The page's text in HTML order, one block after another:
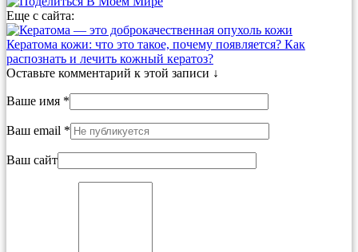
Еще с сайта:
Кератома кожи: что это такое, почему появляется? Как
распознать и лечить кожный кератоз?
Оставьте комментарий к этой записи ↓
Ваше имя *
Ваш email *
Ваш сайт